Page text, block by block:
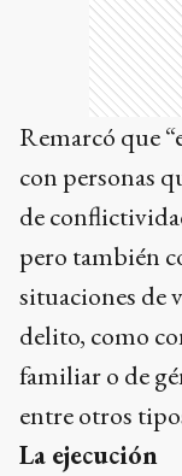
Remarcó que
con personas
de
pero también
situaciones de
delito, como
familiar o de
entre otros
La ejecución